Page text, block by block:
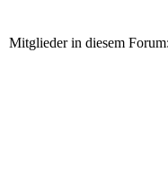
Mitglieder in diesem